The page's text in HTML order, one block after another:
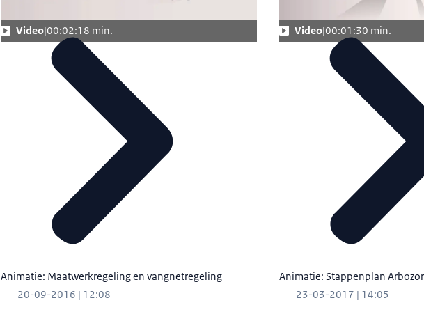
Video 00:02:18 min.
Animatie: Maatwerkregeling en vangnetregeling
20-09-2016 | 12:08
Video 00:01:30 min.
Animatie: Stappenplan
23-03-2017 | 14:05